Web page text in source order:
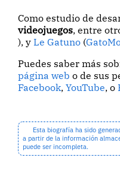
Como estudio de
videojuegos, entre
), yLe Gatuno (
Puedes saber más
página web o de sus
Facebook,YouTube, o
Esta biografía ha sido
a partir de la información
puede ser incompleta.